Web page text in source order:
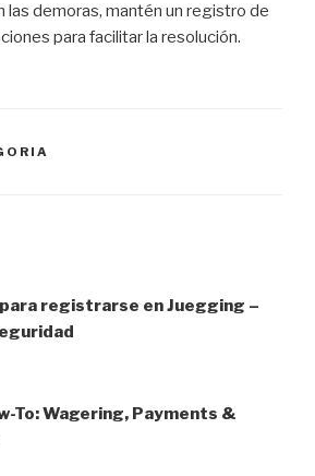
las demoras, mantén un registro de
para facilitar la resolución.
registrarse en Juegging –
To: Wagering, Payments &